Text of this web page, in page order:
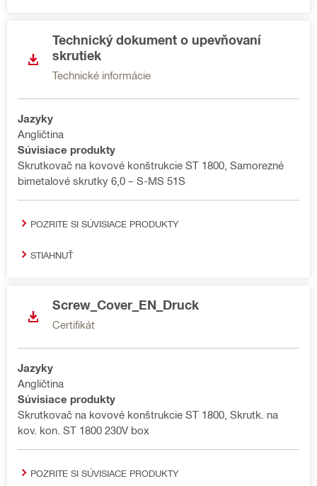
Technický dokument o upevňovaní
skrutiek
Technické informácie
Jazyky
Angličtina
Súvisiace produkty
Skrutkovač na kovové konštrukcie ST 1800, Samorezné
bimetalové skrutky 6,0 – S-MS 51S
POZRITE SI SÚVISIACE PRODUKTY
STIAHNUŤ
Screw_Cover_EN_Druck
Certifikát
Jazyky
Angličtina
Súvisiace produkty
Skrutkovač na kovové konštrukcie ST 1800, Skrutk. na
kov. kon. ST 1800 230V box
POZRITE SI SÚVISIACE PRODUKTY